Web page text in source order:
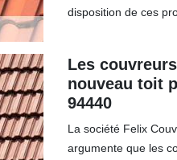
disposition de ces
Les
nouveau toit
94440
La société Felix
argumente que les